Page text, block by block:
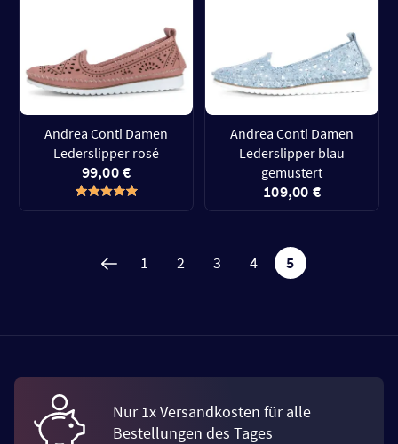
Andrea Conti Damen
Lederslipper rosé
99,00 €
Andrea Conti Damen
Lederslipper blau
gemustert
109,00 €
1 2 3 4 5
Nur 1x Versandkosten für alle
Bestellungen des Tages